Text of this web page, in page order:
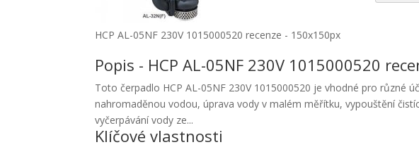
HCP AL-05NF 230V 1015000520 recenze - 150x150px
Popis - HCP AL-05NF 230V 1015000520
Toto čerpadlo HCP AL-05NF 230V 1015000520 je vhodné pro různé
nahromaděnou vodou, úprava vody v malém měřítku, vypouštění
vyčerpávání vody ze...
Klíčové vlastnosti